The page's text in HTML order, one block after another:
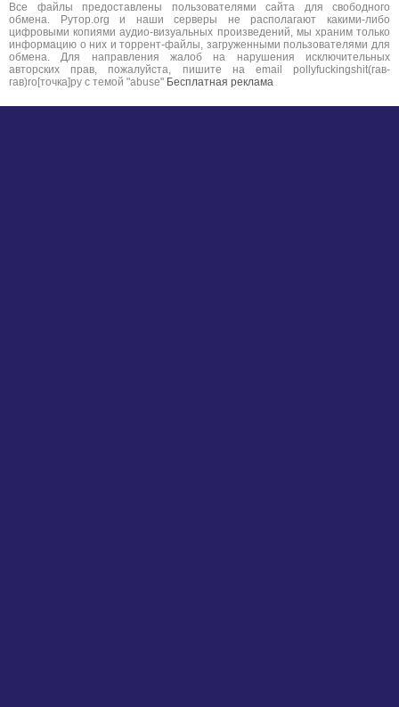
Все файлы предоставлены пользователями сайта для свободного
обмена. Рутор.org и наши серверы не располагают какими-либо
цифровыми копиями аудио-визуальных произведений, мы храним только
информацию о них и торрент-файлы, загруженными пользователями для
обмена. Для направления жалоб на нарушения исключительных
авторских прав, пожалуйста, пишите на email pollyfuckingshit(гав-
гав)ro[точка]ру с темой "abuse" Бесплатная реклама